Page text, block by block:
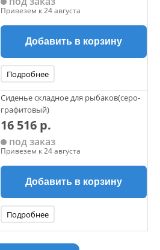
Привезем к 24 августа
Добавить в корзину
Подробнее
Сиденье складное для рыбаков(серо-
графитовый)
16 516 р.
под заказ
Привезем к 24 августа
Добавить в корзину
Подробнее